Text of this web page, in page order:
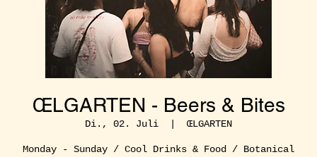
ŒLGARTEN - Beers & Bites
Di., 02. Juli
  |
ŒLGARTEN
Monday - Sunday / Cool Drinks & Food / Botanical